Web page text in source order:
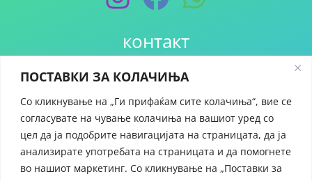
ПОСТАВКИ ЗА КОЛАЧИЊА
Со кликнување на „Ги прифаќам сите колачиња“, вие се
согласувате на чување колачиња на вашиот уред со
цел да ја подобрите навигацијата на страницата, да ја
анализирате употребата на страницата и да помогнете
во нашиот маркетинг. Со кликнување на „Поставки за
контакт
+389 70 251 123
prodavnica@siberianlifestyle.com
Кочо Рацин 26, 1000 Скопје
За нас
Политика за користење на колачиња